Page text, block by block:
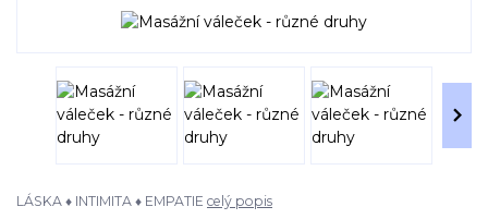
LÁSKA ♦ INTIMITA ♦ EMPATIE celý popis